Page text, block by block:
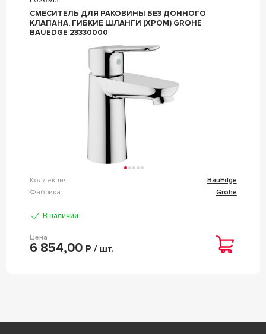
СМЕСИТЕЛЬ ДЛЯ РАКОВИНЫ БЕЗ ДОННОГО
КЛАПАНА, ГИБКИЕ ШЛАНГИ (ХРОМ) GROHE
BAUEDGE 23330000
Коллекция
BauEdge
Фабрика
Grohe
В наличии
Цена
6 854,00 Р / шт.